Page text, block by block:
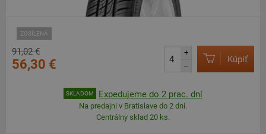
ZOSÍLENÁ
91,02 €
56,30 €
+
–
Kúpiť
SKLADOM Expedujeme do 2 prac. dní
Na predajni v Bratislave do 2 dní.
Centrálny sklad 20 ks.